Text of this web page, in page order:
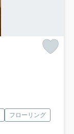
フローリング